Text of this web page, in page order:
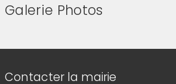
Galerie Photos
Informations de contact
Contacter la mairie